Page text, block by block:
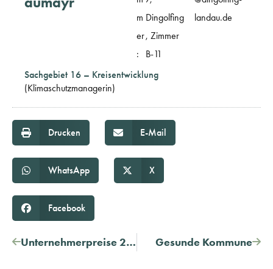
m
er
:
Dingolfing
, Zimmer
B-11
landau.de
Sachgebiet 16 – Kreisentwicklung
(Klimaschutzmanagerin)
Drucken E-Mail
WhatsApp X
Facebook
Unternehmerpreise 2025: Auszeichnungen für Vorreiter der regionalen Wirtschaft Gesunde Kommune